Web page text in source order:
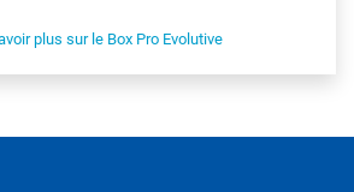
plus sur le Box Pro Evolutive